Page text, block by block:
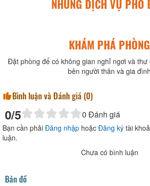
NHỮNG DỊCH VỤ PHỔ
KHÁM PHÁ PHÒNG
Đặt phòng để có không gian nghỉ ngơi và
bên người thân và gia đình
Bình luận và Đánh giá (0)
0/5 0 Đánh giá
Bạn cần phải Đăng nhập hoặc Đăng ký tài
luận.
Chưa có bình luận
Bản đồ